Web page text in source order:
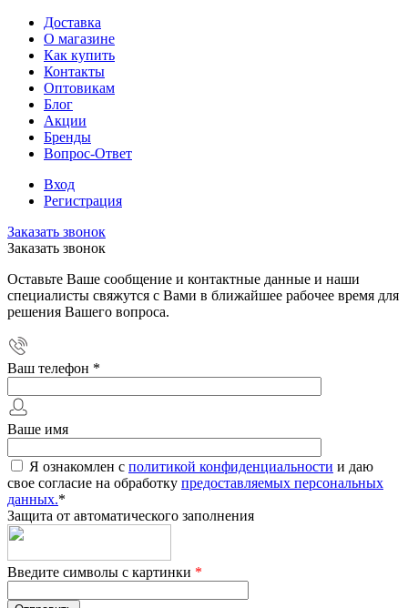
Доставка
О магазине
Как купить
Контакты
Оптовикам
Блог
Акции
Бренды
Вопрос-Ответ
Вход
Регистрация
Заказать звонок
Заказать звонок
Оставьте Ваше сообщение и контактные данные и наши
специалисты свяжутся с Вами в ближайшее рабочее время для
решения Вашего вопроса.
Ваш телефон *
Ваше имя
Я ознакомлен с политикой конфиденциальности и даю
свое согласие на обработку предоставляемых персональных
данных.*
Защита от автоматического заполнения
Введите символы с картинки *